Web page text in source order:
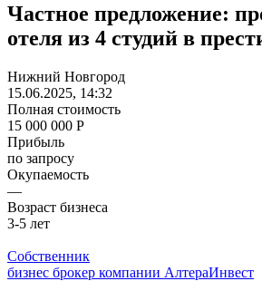
Частное предложение:
отеля из 4 студий в
Нижний Новгород
15.06.2025, 14:32
Полная стоимость
15 000 000 Р
Прибыль
по запросу
Окупаемость
—
Возраст бизнеса
3-5 лет
Собственник
бизнес брокер компании АлтераИнвест